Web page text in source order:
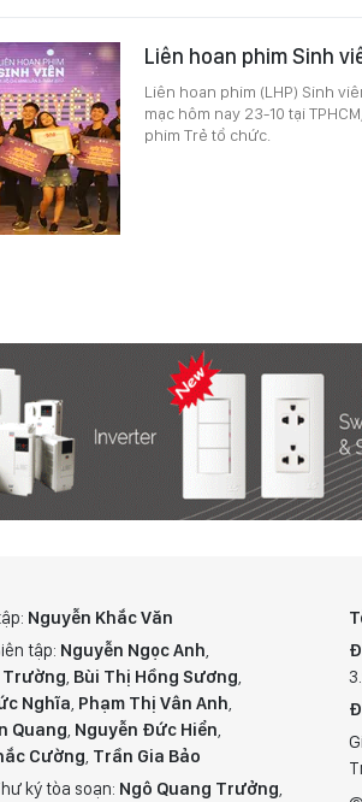
Liên hoan phim Sinh
Liên hoan phim (LHP) Sinh
mạc hôm nay 23-10 tại
phim Trẻ tổ chức.
Nguyễn Khắc Văn
tập: Nguyễn Ngọc Anh,
Trường, Bùi Thị Hồng Sương,
Nghĩa, Phạm Thị Vân Anh,
Quang, Nguyễn Đức Hiển,
Cường, Trần Gia Bảo
ký tòa soạn: Ngô Quang Trưởng,